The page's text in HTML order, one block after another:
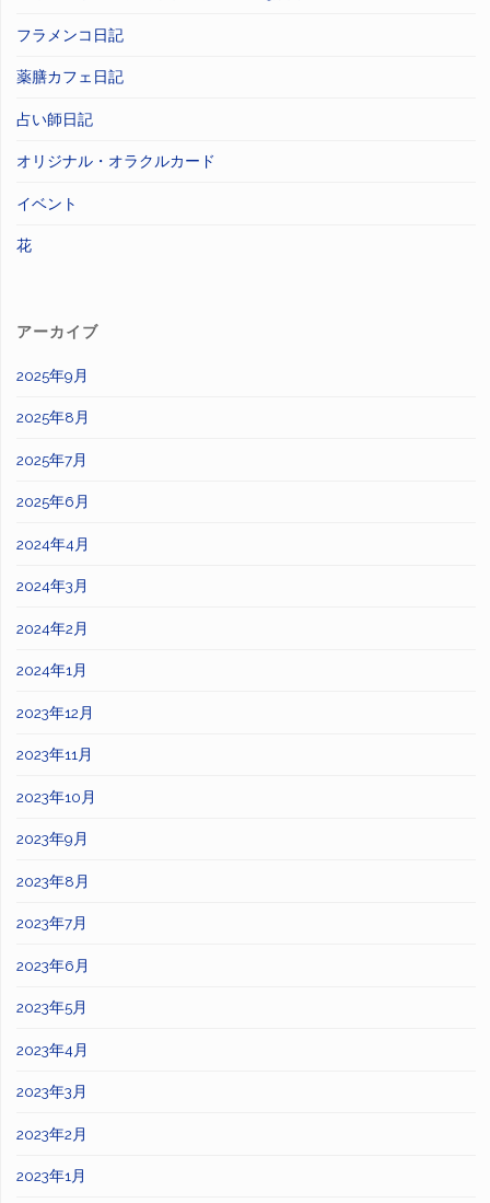
フラメンコ日記
薬膳カフェ日記
占い師日記
オリジナル・オラクルカード
イベント
花
アーカイブ
2025年9月
2025年8月
2025年7月
2025年6月
2024年4月
2024年3月
2024年2月
2024年1月
2023年12月
2023年11月
2023年10月
2023年9月
2023年8月
2023年7月
2023年6月
2023年5月
2023年4月
2023年3月
2023年2月
2023年1月